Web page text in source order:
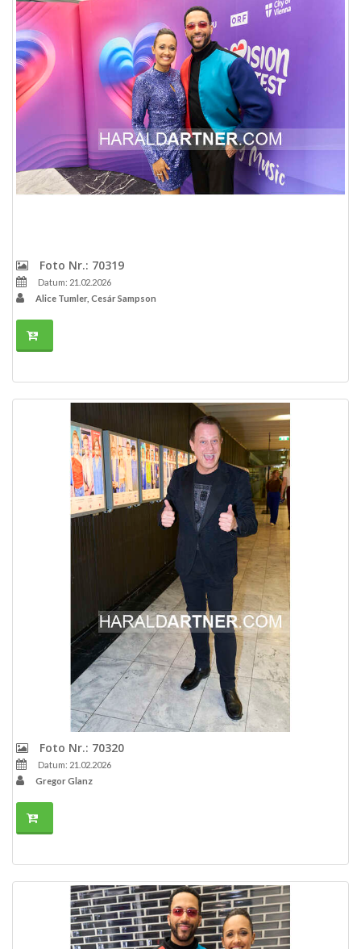
Foto Nr.: 70319
Datum: 21.02.2026
Alice Tumler, Cesár Sampson
Foto Nr.: 70320
Datum: 21.02.2026
Gregor Glanz